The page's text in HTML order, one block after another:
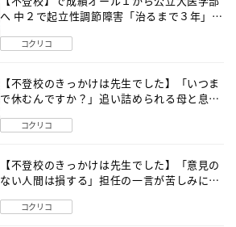
へ 中２で起立性調節障害「治るまで３年」の
コクリコ
【不登校のきっかけは先生でした】「いつま
で休むんですか？」追い詰められる母と息子
コクリコ
【不登校のきっかけは先生でした】「意見の
ない人間は損する」担任の一言が苦しみに…
コクリコ